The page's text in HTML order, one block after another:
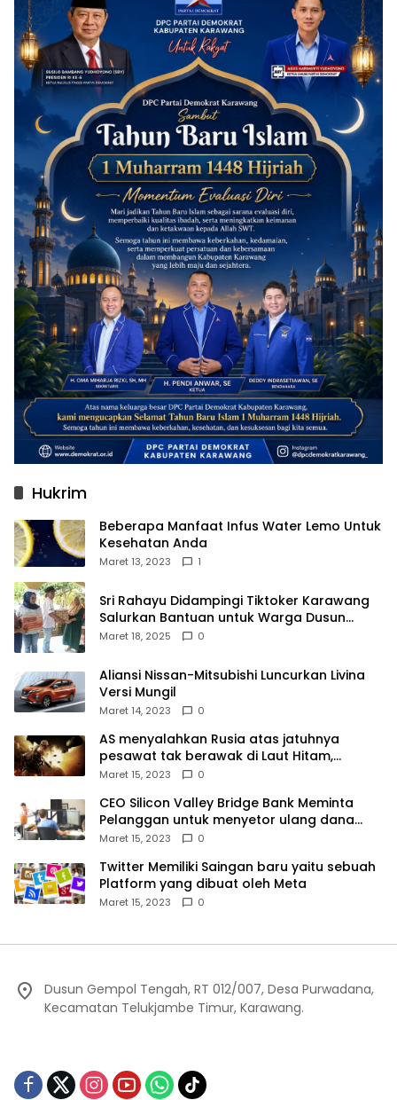
Hukrim
Beberapa Manfaat Infus Water Lemo Untuk
Kesehatan Anda
Maret 13, 2023 1
Sri Rahayu Didampingi Tiktoker Karawang
Salurkan Bantuan untuk Warga Dusun
Kampek Desa Karangligar
Maret 18, 2025 0
Aliansi Nissan-Mitsubishi Luncurkan Livina
Versi Mungil
Maret 14, 2023 0
AS menyalahkan Rusia atas jatuhnya
pesawat tak berawak di Laut Hitam,
Moskow menyangkal
Maret 15, 2023 0
CEO Silicon Valley Bridge Bank Meminta
Pelanggan untuk menyetor ulang dana
Mereka
Maret 15, 2023 0
Twitter Memiliki Saingan baru yaitu sebuah
Platform yang dibuat oleh Meta
Maret 15, 2023 0
Dusun Gempol Tengah, RT 012/007, Desa Purwadana,
Kecamatan Telukjambe Timur, Karawang.